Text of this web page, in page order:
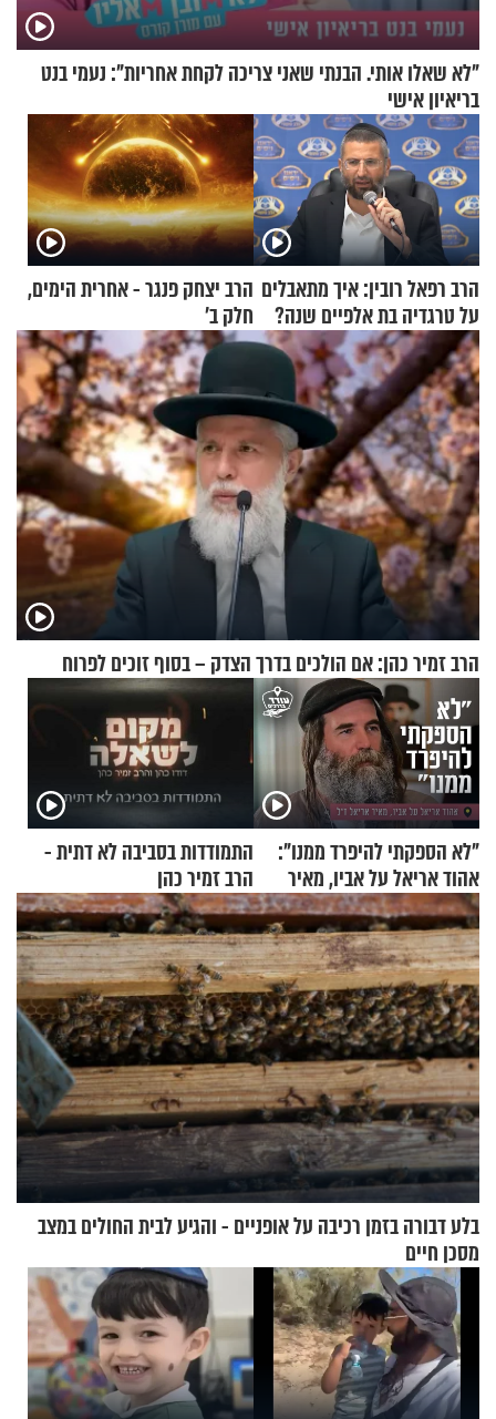
"לא שאלו אותי. הבנתי שאני צריכה לקחת אחריות": נעמי בנט
בריאיון אישי
הרב רפאל רובין: איך מתאבלים
על טרגדיה בת אלפיים שנה?
הרב יצחק פנגר - אחרית הימים,
חלק ב’
הרב זמיר כהן: אם הולכים בדרך הצדק – בסוף זוכים לפרוח
"לא הספקתי להיפרד ממנו":
אהוד אריאל על אביו, מאיר
אריאל ז"ל
התמודדות בסביבה לא דתית -
הרב זמיר כהן
בלע דבורה בזמן רכיבה על אופניים - והגיע לבית החולים במצב
מסכן חיים